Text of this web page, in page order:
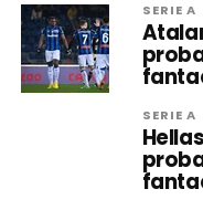
SERIE A
SERIE A